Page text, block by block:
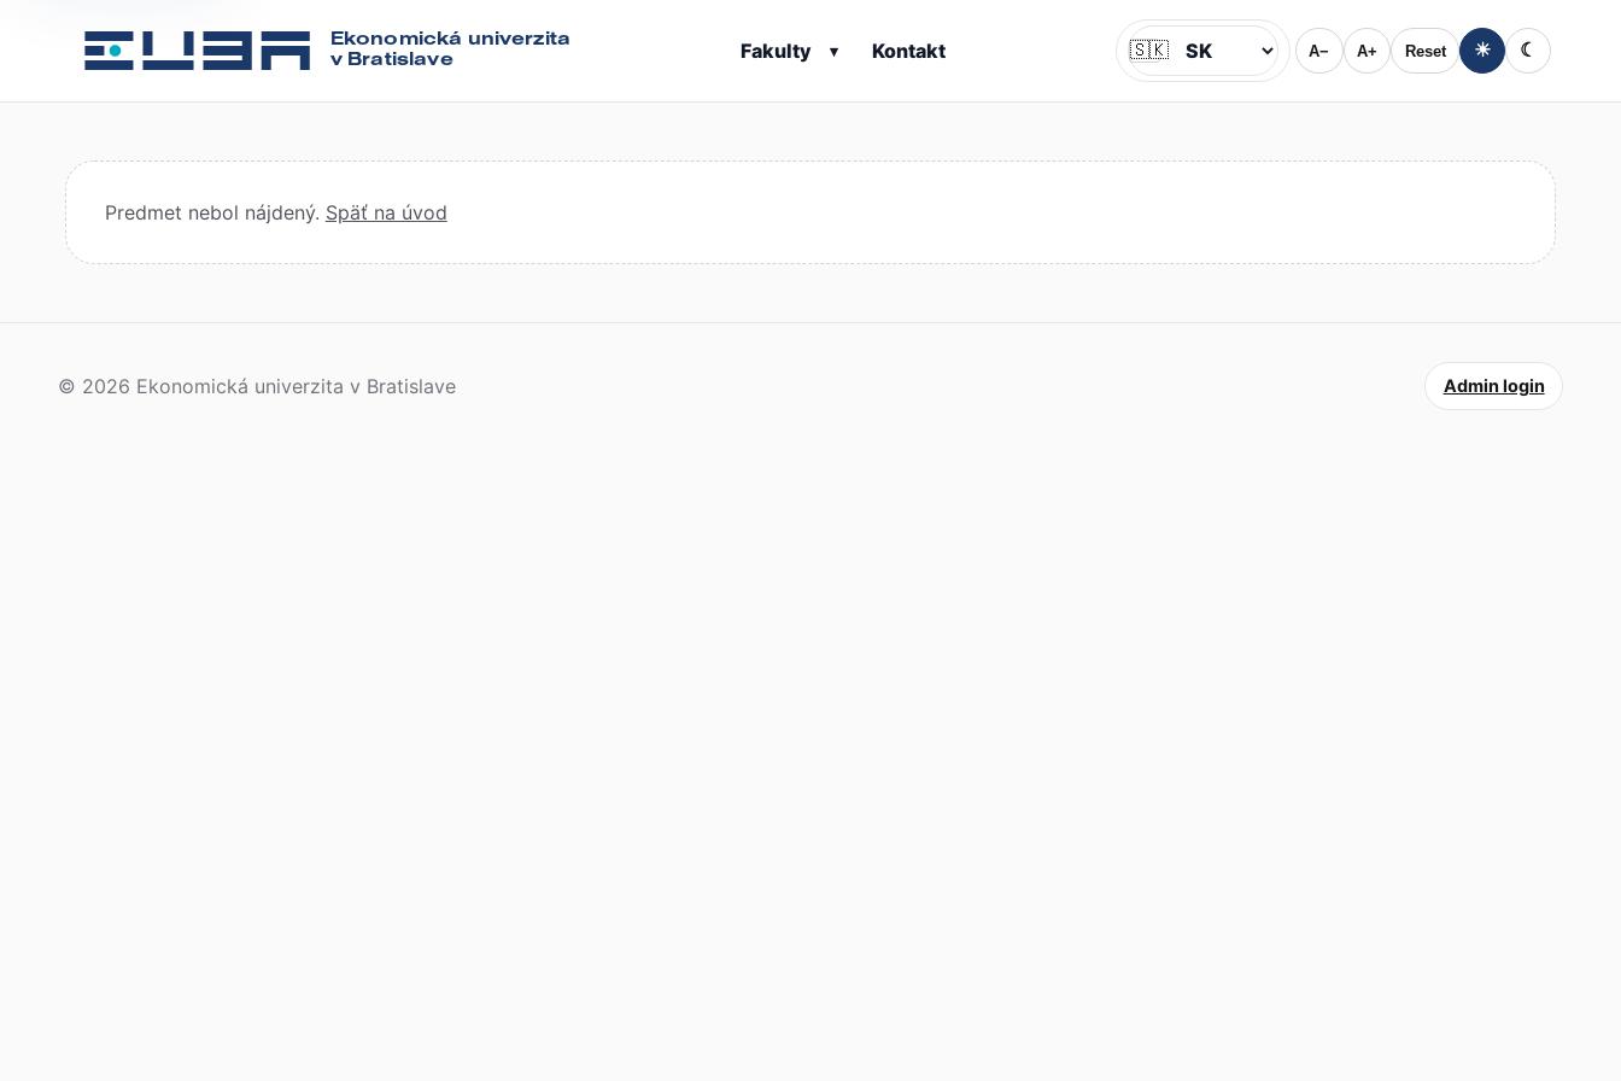
Ekonomická univerzita
v Bratislave
Fakulty ▾ Kontakt Jazyk
🇸🇰 A− A+ Reset ☀ ☾
Predmet nebol nájdený. Späť na úvod
© 2026 Ekonomická univerzita v Bratislave Admin login